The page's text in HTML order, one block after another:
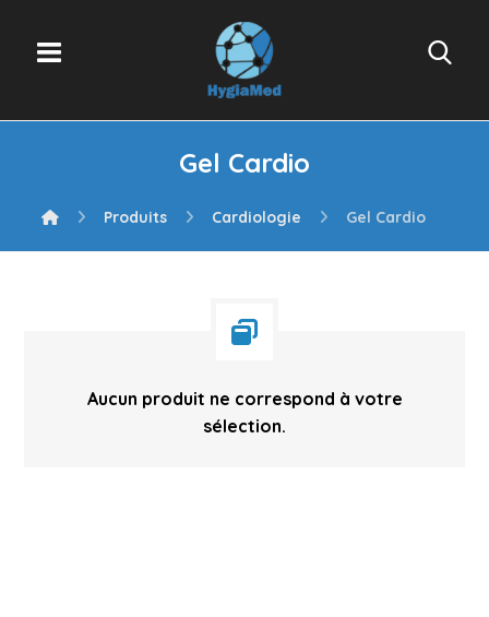
Gel Cardio
Produits Cardiologie Gel Cardio
Aucun produit ne correspond à votre
sélection.